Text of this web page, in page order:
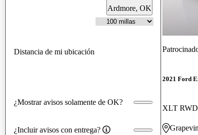
Ardmore, OK
Distancia de mi ubicación
¿Mostrar avisos solamente de OK?
¿Incluir avisos con entrega?
2021 Ford
XLT RWD